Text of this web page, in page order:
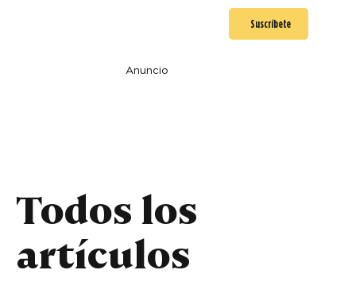
Suscríbete
Anuncio
Todos los
artículos